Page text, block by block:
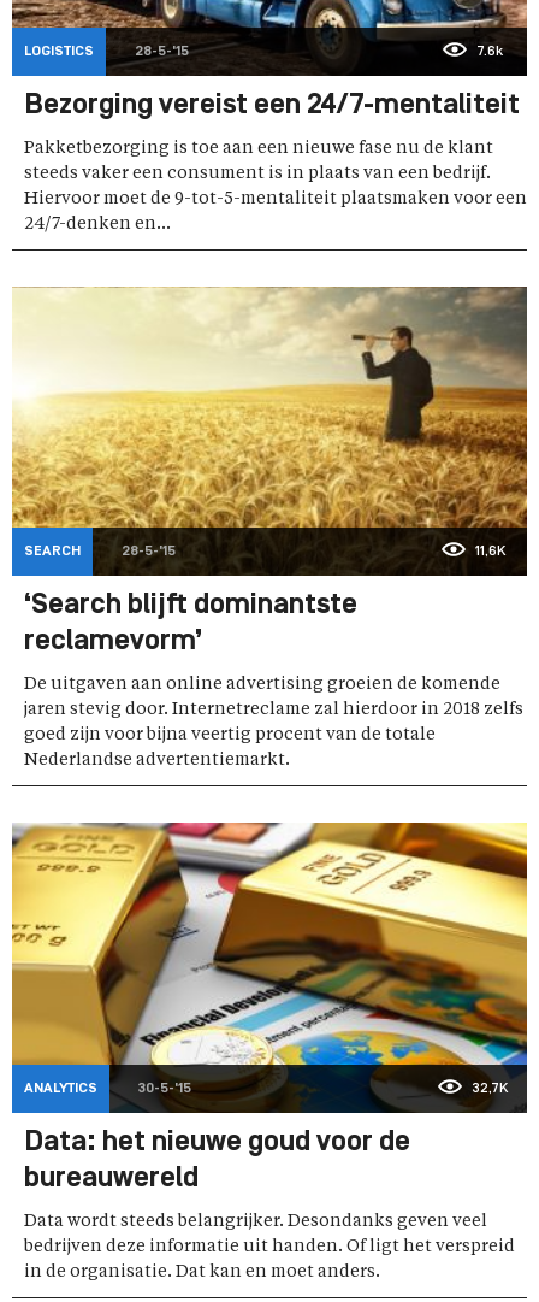
LOGISTICS 28-5-'15 7.6k
Bezorging vereist een 24/7-mentaliteit
Pakketbezorging is toe aan een nieuwe fase nu de klant
steeds vaker een consument is in plaats van een bedrijf.
Hiervoor moet de 9-tot-5-mentaliteit plaatsmaken voor een
24/7-denken en...
SEARCH 28-5-'15 11,6K
‘Search blijft dominantste
reclamevorm’
De uitgaven aan online advertising groeien de komende
jaren stevig door. Internetreclame zal hierdoor in 2018 zelfs
goed zijn voor bijna veertig procent van de totale
Nederlandse advertentiemarkt.
ANALYTICS 30-5-'15 32,7K
Data: het nieuwe goud voor de
bureauwereld
Data wordt steeds belangrijker. Desondanks geven veel
bedrijven deze informatie uit handen. Of ligt het verspreid
in de organisatie. Dat kan en moet anders.